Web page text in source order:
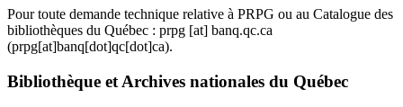
Pour toute demande technique relative à PRPG ou au Catalogue des
bibliothèques du Québec : prpg [at] banq.qc.ca
(prpg[at]banq[dot]qc[dot]ca).
Bibliothèque et Archives nationales du Québec